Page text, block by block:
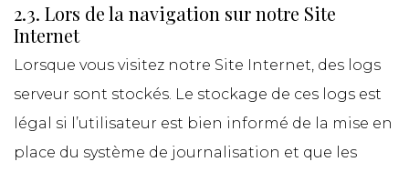
2.3. Lors de la navigation sur notre Site
Internet
Lorsque vous visitez notre Site Internet, des logs
serveur sont stockés. Le stockage de ces logs est
légal si l’utilisateur est bien informé de la mise en
place du système de journalisation et que les